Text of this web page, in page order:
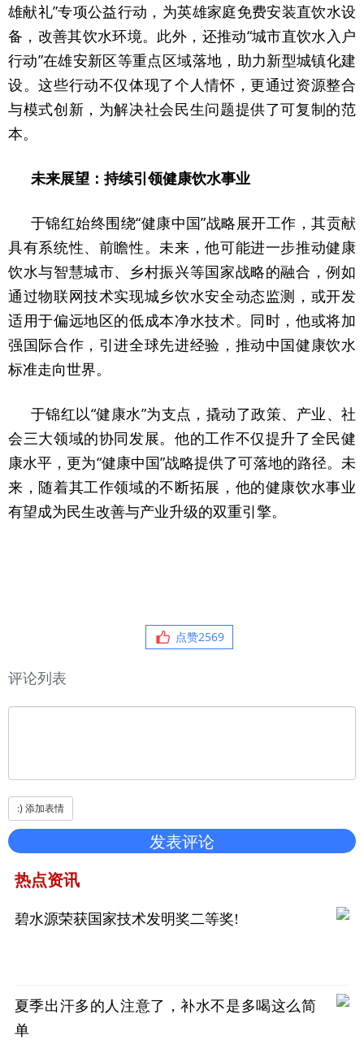
雄献礼”专项公益行动，为英雄家庭免费安装直饮水设
备，改善其饮水环境。此外，还推动“城市直饮水入户
行动”在雄安新区等重点区域落地，助力新型城镇化建
设。这些行动不仅体现了个人情怀，更通过资源整合
与模式创新，为解决社会民生问题提供了可复制的范
本。
未来展望：持续引领健康饮水事业
于锦红始终围绕“健康中国”战略展开工作，其贡献
具有系统性、前瞻性。未来，他可能进一步推动健康
饮水与智慧城市、乡村振兴等国家战略的融合，例如
通过物联网技术实现城乡饮水安全动态监测，或开发
适用于偏远地区的低成本净水技术。同时，他或将加
强国际合作，引进全球先进经验，推动中国健康饮水
标准走向世界。
于锦红以“健康水”为支点，撬动了政策、产业、社
会三大领域的协同发展。他的工作不仅提升了全民健
康水平，更为“健康中国”战略提供了可落地的路径。未
来，随着其工作领域的不断拓展，他的健康饮水事业
有望成为民生改善与产业升级的双重引擎。
点赞2569
评论列表
热点资讯
碧水源荣获国家技术发明奖二等奖!
夏季出汗多的人注意了，补水不是多喝这么简
单